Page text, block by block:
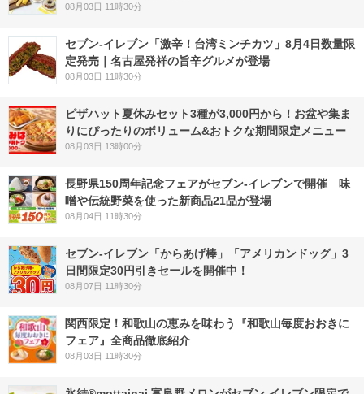
08月03日 11時30分
セブン-イレブン「激辛！台湾ミンチカツ」8月4日数量限
定発売｜名古屋発祥の旨辛グルメが登場
08月03日 11時30分
ピザハット夏休みセット3種が3,000円から！お盆や集ま
りにぴったりのボリューム&おトクな期間限定メニュー
08月03日 13時00分
長野県150周年記念フェアがセブン-イレブンで開催 味
噌や伝統野菜を使った新商品21品が登場
08月04日 11時30分
セブン‐イレブン「からあげ棒」「アメリカンドッグ」3
日間限定30円引きセールを開催中！
08月07日 11時30分
関西限定！和歌山の恵みを味わう『和歌山毎度おおきに
フェア』全商品徹底紹介
08月03日 11時30分